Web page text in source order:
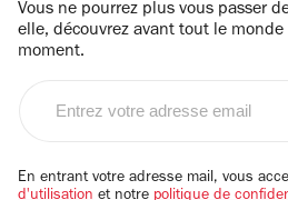
Vous ne pourrez plus vous passer
elle, découvrez avant tout le
moment.
email
En entrant votre adresse mail, vous
d'utilisation et notre politique de